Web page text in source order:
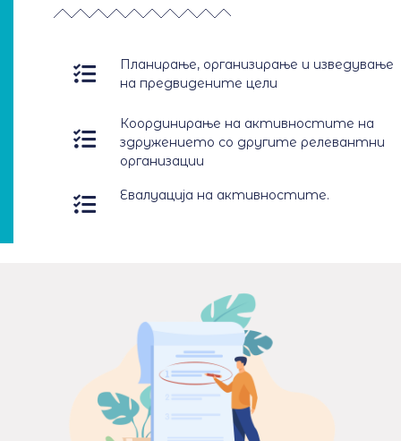
Планирање, организирање и изведување
на предвидените цели
Координирање на активностите на
здружението со другите релевантни
организации
Евалуација на активностите.